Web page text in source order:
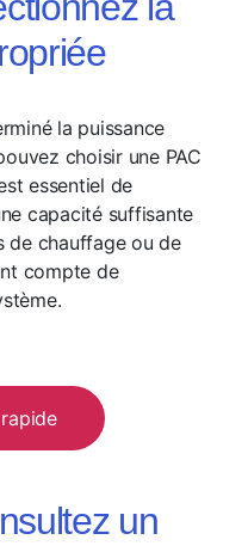
la puissance
choisir une PAC
essentiel de
capacité suffisante
de chauffage ou de
compte de
un